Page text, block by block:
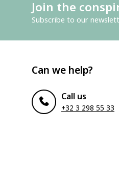
Join the
Subscribe to our
Can we help?
Call us
+32 3 298 55 33